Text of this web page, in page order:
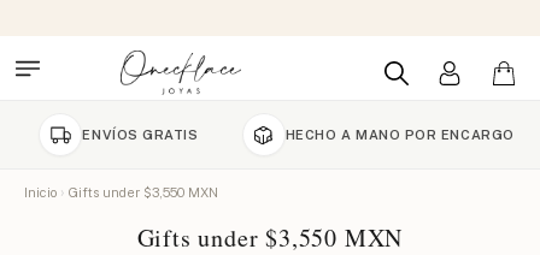
GRATIS HECHO A MANO POR ENCARGO 90
Inicio Gifts under $3,550 MXN
Gifts under $3,550 MXN